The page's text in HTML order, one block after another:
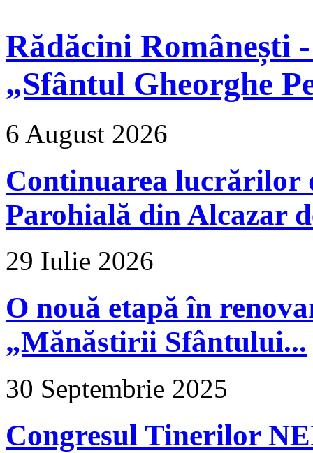
Rădăcini Românești
„Sfântul Gheorghe
6 August 2026
Continuarea lucrărilor
Parohială din Alcazar
29 Iulie 2026
O nouă etapă în
„Mănăstirii Sfântului...
30 Septembrie 2025
Congresul Tinerilor